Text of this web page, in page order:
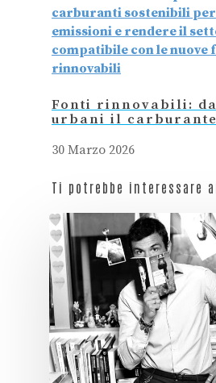
Fonti rinnovabili:
urbani il
30 Marzo 2026
Ti potrebbe interessare